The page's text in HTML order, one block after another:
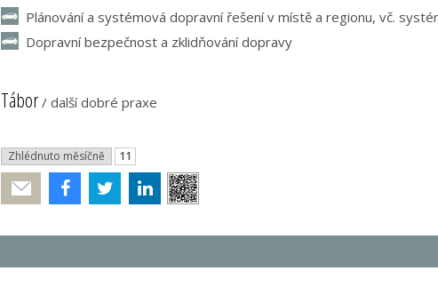
Plánování a systémová dopravní řešení v místě a regionu, vč.
Dopravní bezpečnost a zklidňování dopravy
Tábor / další dobré praxe
Zhlédnuto měsíčně 11
Poslat